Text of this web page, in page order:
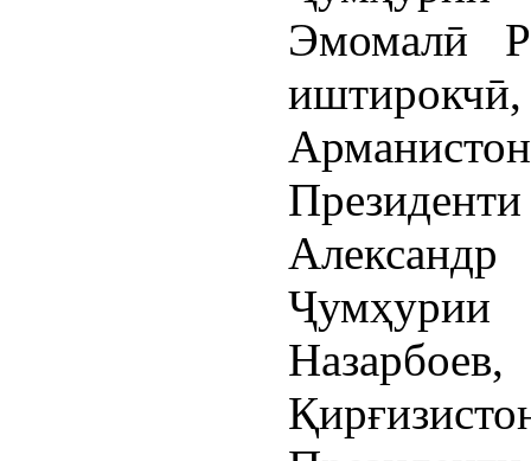
Эмомалӣ
Ҷумҳурии